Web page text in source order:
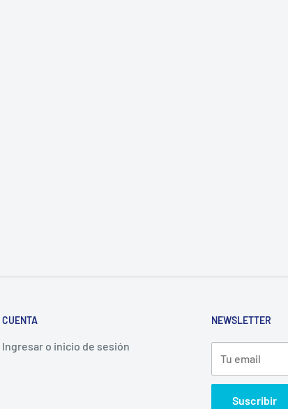
CUENTA
Ingresar o inicio de sesión
NEWSLETTER
Tu email
Suscribir